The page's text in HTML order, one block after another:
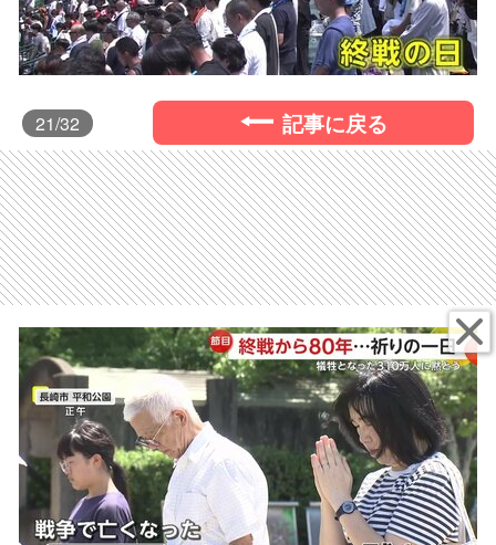
21/32 記事に戻る